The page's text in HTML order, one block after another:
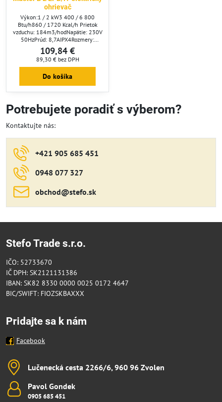
ohrievač
Výkon:1 / 2 kW3 400 / 6 800
Btu/h860 / 1720 Kcal/h Prietok
vzduchu: 184m3/hodNapätie: 230V
50HzPrúd: 8,7AIPX4Rozmery:
240x220x350 mmHmotnosť: 3,7
kgPoloha
vypínača:&nbsp;OFFventilátor1,0
kW2,0 kWRegulácia termostatom:
štandardneRozsah termostatu: 5 -
109,84 €
89,30 € bez DPH
Do košíka
Potrebujete poradiť s výberom?
Kontaktujte nás:
+421 905 685 451
0948 077 327
obchod​@stefo​.sk
Stefo Trade s.r.o.
IČO: 52733670
IČ DPH: SK2121131386
IBAN: SK82 8330 0000 0025 0172 4647
BIC/SWIFT: FIOZSKBAXXX
Pridajte sa k nám
Facebook
Lučenecká cesta 2266/6, 960 96 Zvolen
Pavol Gondek
0905 685 451